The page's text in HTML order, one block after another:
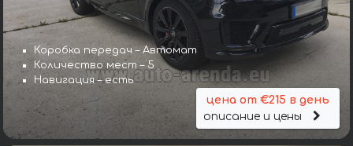
Коробка передач – Автомат
Количество мест – 5
Навигация – есть
цена от €215 в день
описание и цены